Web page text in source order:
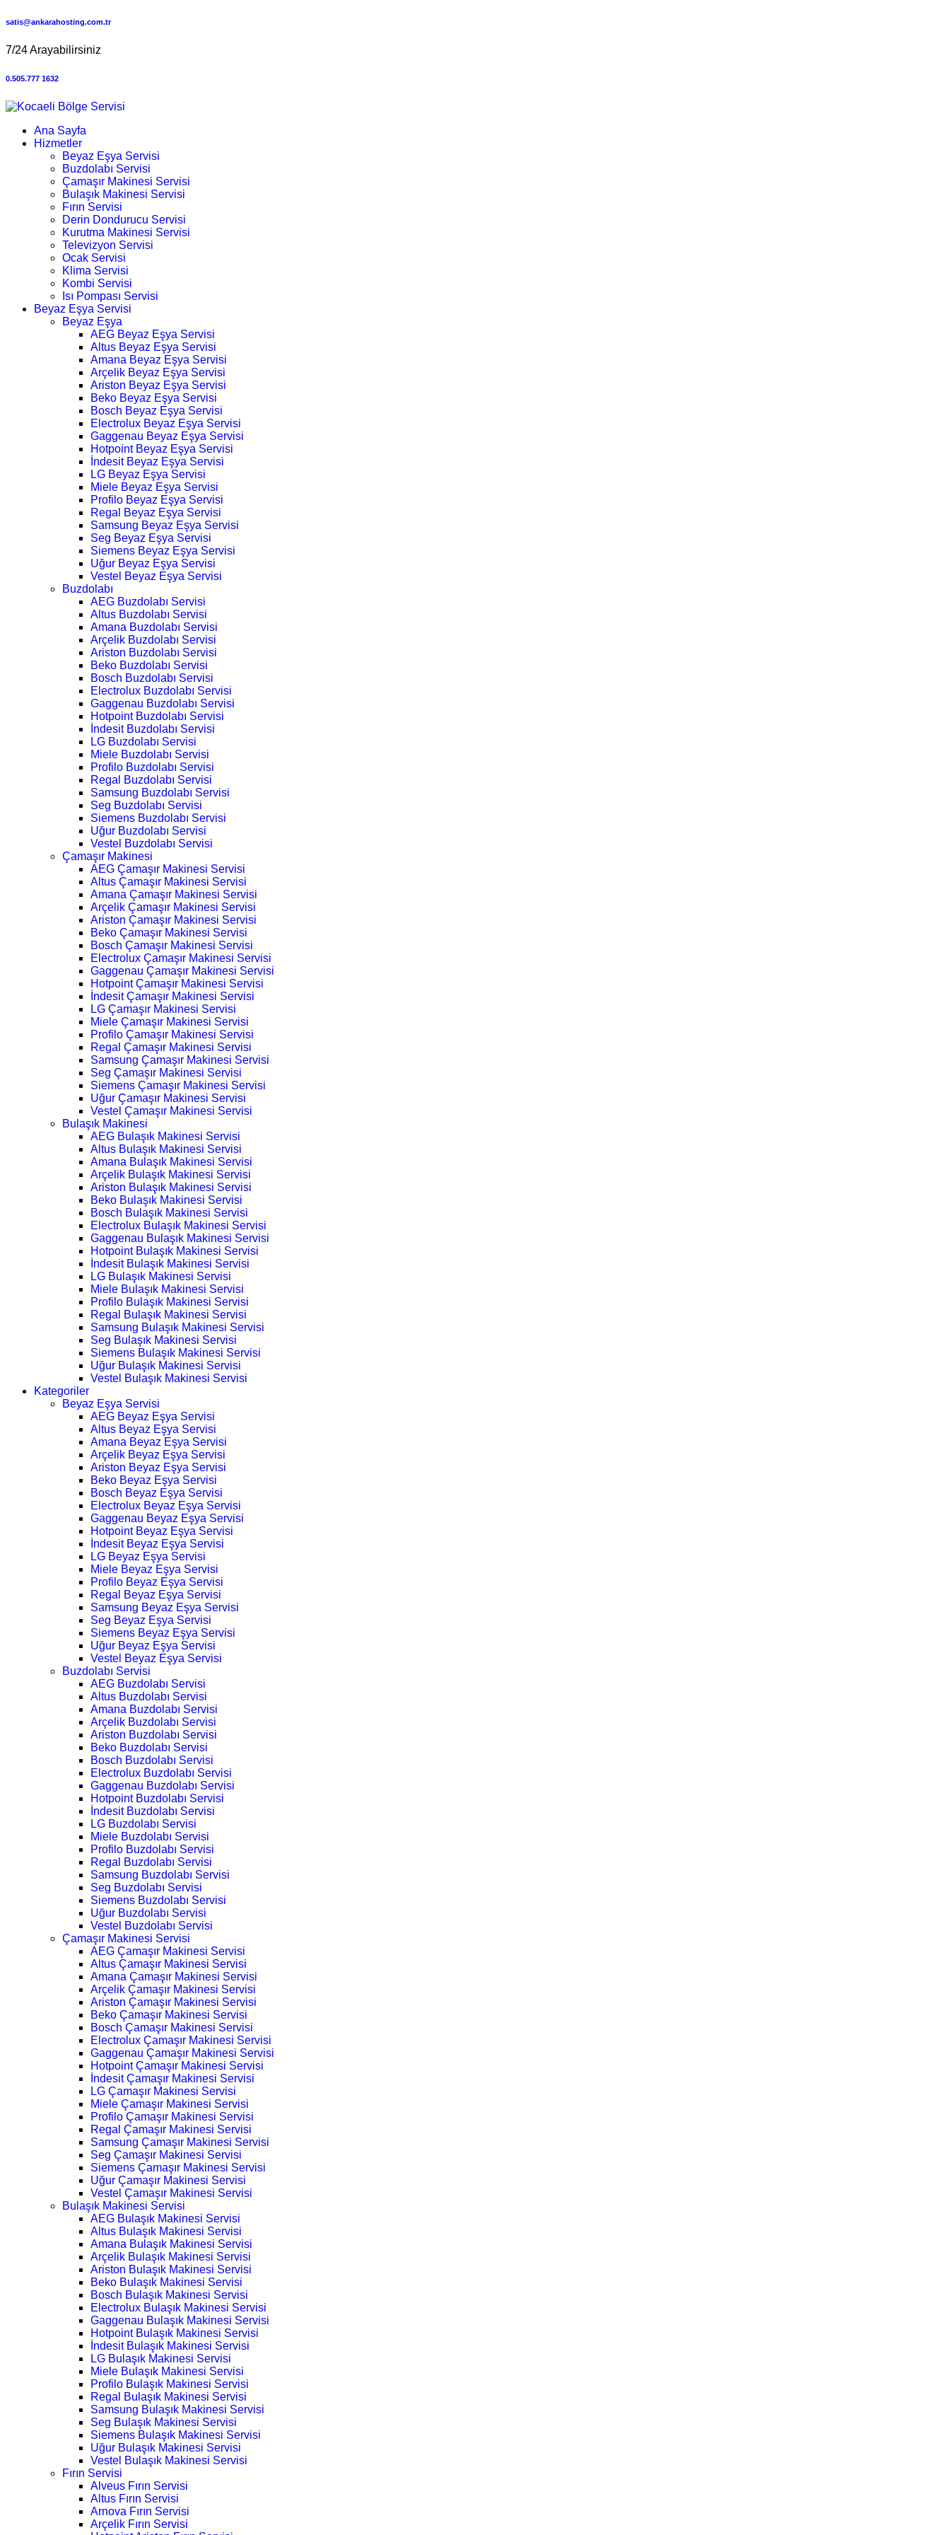
satis@ankarahosting.com.tr
7/24 Arayabilirsiniz
0.505.777 1632
Ana Sayfa
Hizmetler
Beyaz Eşya Servisi
Buzdolabı Servisi
Çamaşır Makinesi Servisi
Bulaşık Makinesi Servisi
Fırın Servisi
Derin Dondurucu Servisi
Kurutma Makinesi Servisi
Televizyon Servisi
Ocak Servisi
Klima Servisi
Kombi Servisi
Isı Pompası Servisi
Beyaz Eşya Servisi
Beyaz Eşya
AEG Beyaz Eşya Servisi
Altus Beyaz Eşya Servisi
Amana Beyaz Eşya Servisi
Arçelik Beyaz Eşya Servisi
Ariston Beyaz Eşya Servisi
Beko Beyaz Eşya Servisi
Bosch Beyaz Eşya Servisi
Electrolux Beyaz Eşya Servisi
Gaggenau Beyaz Eşya Servisi
Hotpoint Beyaz Eşya Servisi
İndesit Beyaz Eşya Servisi
LG Beyaz Eşya Servisi
Miele Beyaz Eşya Servisi
Profilo Beyaz Eşya Servisi
Regal Beyaz Eşya Servisi
Samsung Beyaz Eşya Servisi
Seg Beyaz Eşya Servisi
Siemens Beyaz Eşya Servisi
Uğur Beyaz Eşya Servisi
Vestel Beyaz Eşya Servisi
Buzdolabı
AEG Buzdolabı Servisi
Altus Buzdolabı Servisi
Amana Buzdolabı Servisi
Arçelik Buzdolabı Servisi
Ariston Buzdolabı Servisi
Beko Buzdolabı Servisi
Bosch Buzdolabı Servisi
Electrolux Buzdolabı Servisi
Gaggenau Buzdolabı Servisi
Hotpoint Buzdolabı Servisi
İndesit Buzdolabı Servisi
LG Buzdolabı Servisi
Miele Buzdolabı Servisi
Profilo Buzdolabı Servisi
Regal Buzdolabı Servisi
Samsung Buzdolabı Servisi
Seg Buzdolabı Servisi
Siemens Buzdolabı Servisi
Uğur Buzdolabı Servisi
Vestel Buzdolabı Servisi
Çamaşır Makinesi
AEG Çamaşır Makinesi Servisi
Altus Çamaşır Makinesi Servisi
Amana Çamaşır Makinesi Servisi
Arçelik Çamaşır Makinesi Servisi
Ariston Çamaşır Makinesi Servisi
Beko Çamaşır Makinesi Servisi
Bosch Çamaşır Makinesi Servisi
Electrolux Çamaşır Makinesi Servisi
Gaggenau Çamaşır Makinesi Servisi
Hotpoint Çamaşır Makinesi Servisi
İndesit Çamaşır Makinesi Servisi
LG Çamaşır Makinesi Servisi
Miele Çamaşır Makinesi Servisi
Profilo Çamaşır Makinesi Servisi
Regal Çamaşır Makinesi Servisi
Samsung Çamaşır Makinesi Servisi
Seg Çamaşır Makinesi Servisi
Siemens Çamaşır Makinesi Servisi
Uğur Çamaşır Makinesi Servisi
Vestel Çamaşır Makinesi Servisi
Bulaşık Makinesi
AEG Bulaşık Makinesi Servisi
Altus Bulaşık Makinesi Servisi
Amana Bulaşık Makinesi Servisi
Arçelik Bulaşık Makinesi Servisi
Ariston Bulaşık Makinesi Servisi
Beko Bulaşık Makinesi Servisi
Bosch Bulaşık Makinesi Servisi
Electrolux Bulaşık Makinesi Servisi
Gaggenau Bulaşık Makinesi Servisi
Hotpoint Bulaşık Makinesi Servisi
İndesit Bulaşık Makinesi Servisi
LG Bulaşık Makinesi Servisi
Miele Bulaşık Makinesi Servisi
Profilo Bulaşık Makinesi Servisi
Regal Bulaşık Makinesi Servisi
Samsung Bulaşık Makinesi Servisi
Seg Bulaşık Makinesi Servisi
Siemens Bulaşık Makinesi Servisi
Uğur Bulaşık Makinesi Servisi
Vestel Bulaşık Makinesi Servisi
Kategoriler
Beyaz Eşya Servisi
AEG Beyaz Eşya Servisi
Altus Beyaz Eşya Servisi
Amana Beyaz Eşya Servisi
Arçelik Beyaz Eşya Servisi
Ariston Beyaz Eşya Servisi
Beko Beyaz Eşya Servisi
Bosch Beyaz Eşya Servisi
Electrolux Beyaz Eşya Servisi
Gaggenau Beyaz Eşya Servisi
Hotpoint Beyaz Eşya Servisi
İndesit Beyaz Eşya Servisi
LG Beyaz Eşya Servisi
Miele Beyaz Eşya Servisi
Profilo Beyaz Eşya Servisi
Regal Beyaz Eşya Servisi
Samsung Beyaz Eşya Servisi
Seg Beyaz Eşya Servisi
Siemens Beyaz Eşya Servisi
Uğur Beyaz Eşya Servisi
Vestel Beyaz Eşya Servisi
Buzdolabı Servisi
AEG Buzdolabı Servisi
Altus Buzdolabı Servisi
Amana Buzdolabı Servisi
Arçelik Buzdolabı Servisi
Ariston Buzdolabı Servisi
Beko Buzdolabı Servisi
Bosch Buzdolabı Servisi
Electrolux Buzdolabı Servisi
Gaggenau Buzdolabı Servisi
Hotpoint Buzdolabı Servisi
İndesit Buzdolabı Servisi
LG Buzdolabı Servisi
Miele Buzdolabı Servisi
Profilo Buzdolabı Servisi
Regal Buzdolabı Servisi
Samsung Buzdolabı Servisi
Seg Buzdolabı Servisi
Siemens Buzdolabı Servisi
Uğur Buzdolabı Servisi
Vestel Buzdolabı Servisi
Çamaşır Makinesi Servisi
AEG Çamaşır Makinesi Servisi
Altus Çamaşır Makinesi Servisi
Amana Çamaşır Makinesi Servisi
Arçelik Çamaşır Makinesi Servisi
Ariston Çamaşır Makinesi Servisi
Beko Çamaşır Makinesi Servisi
Bosch Çamaşır Makinesi Servisi
Electrolux Çamaşır Makinesi Servisi
Gaggenau Çamaşır Makinesi Servisi
Hotpoint Çamaşır Makinesi Servisi
İndesit Çamaşır Makinesi Servisi
LG Çamaşır Makinesi Servisi
Miele Çamaşır Makinesi Servisi
Profilo Çamaşır Makinesi Servisi
Regal Çamaşır Makinesi Servisi
Samsung Çamaşır Makinesi Servisi
Seg Çamaşır Makinesi Servisi
Siemens Çamaşır Makinesi Servisi
Uğur Çamaşır Makinesi Servisi
Vestel Çamaşır Makinesi Servisi
Bulaşık Makinesi Servisi
AEG Bulaşık Makinesi Servisi
Altus Bulaşık Makinesi Servisi
Amana Bulaşık Makinesi Servisi
Arçelik Bulaşık Makinesi Servisi
Ariston Bulaşık Makinesi Servisi
Beko Bulaşık Makinesi Servisi
Bosch Bulaşık Makinesi Servisi
Electrolux Bulaşık Makinesi Servisi
Gaggenau Bulaşık Makinesi Servisi
Hotpoint Bulaşık Makinesi Servisi
İndesit Bulaşık Makinesi Servisi
LG Bulaşık Makinesi Servisi
Miele Bulaşık Makinesi Servisi
Profilo Bulaşık Makinesi Servisi
Regal Bulaşık Makinesi Servisi
Samsung Bulaşık Makinesi Servisi
Seg Bulaşık Makinesi Servisi
Siemens Bulaşık Makinesi Servisi
Uğur Bulaşık Makinesi Servisi
Vestel Bulaşık Makinesi Servisi
Fırın Servisi
Alveus Fırın Servisi
Altus Fırın Servisi
Arnova Fırın Servisi
Arçelik Fırın Servisi